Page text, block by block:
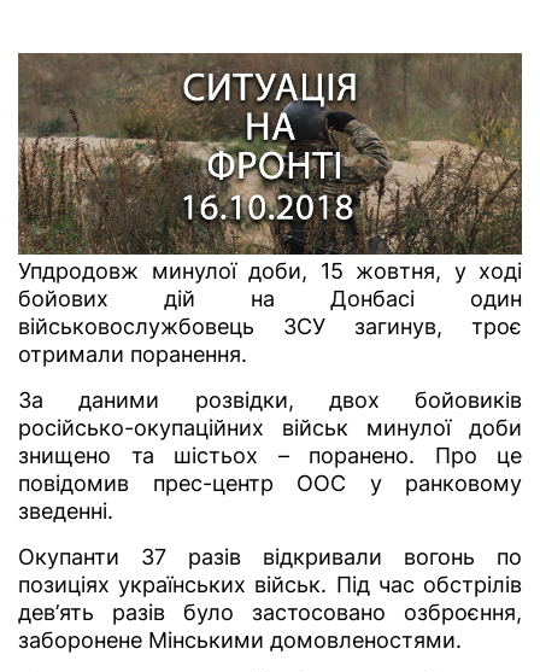
Упдродовж минулої доби, 15 жовтня, у ході
бойових дій на Донбасі один
військовослужбовець ЗСУ загинув, троє
отримали поранення.
За даними розвідки, двох бойовиків
російсько-окупаційних військ минулої доби
знищено та шістьох – поранено. Про це
повідомив прес-центр ООС у ранковому
зведенні.
Окупанти 37 разів відкривали вогонь по
позиціях українських військ. Під час обстрілів
дев’ять разів було застосовано озброєння,
заборонене Мінськими домовленостями.